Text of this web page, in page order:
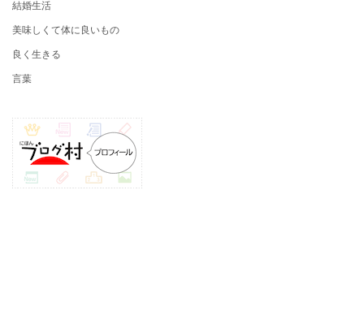
結婚生活
美味しくて体に良いもの
良く生きる
言葉